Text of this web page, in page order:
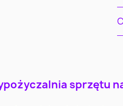
Katowice Gdynia
sprzętu